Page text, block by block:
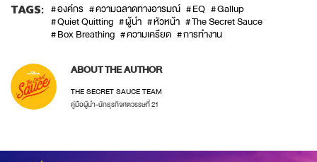
TAGS: องค์กร ความฉลาดทางอารมณ์ EQ
Gallup
Quiet Quitting
ผู้นำ หัวหน้า
The Secret Sauce
Box Breathing
ความเครียด การทำงาน
ABOUT THE AUTHOR
THE SECRET SAUCE TEAM
คู่มือผู้นำ-นักธุรกิจศตวรรษที่ 21